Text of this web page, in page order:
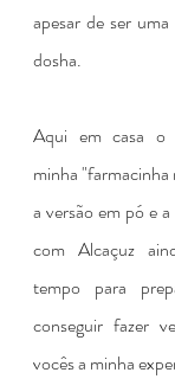
apesar de ser
dosha.
Aqui em casa o
minha
a versão em pó e
com Alcaçuz
tempo para
conseguir fazer
vocês a minha